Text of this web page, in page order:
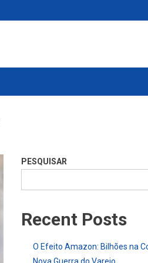
PESQUISAR
Recent Posts
O Efeito Amazon: Bilhões na